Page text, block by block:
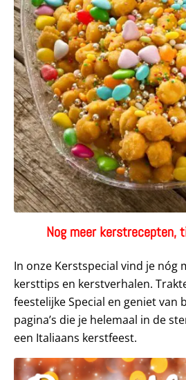
Nog meer kerstrecepten,
In onze Kerstspecial vind je nóg
kersttips en kerstverhalen.
feestelijke Special en geniet van
pagina’s die je helemaal in de
een Italiaans kerstfeest.